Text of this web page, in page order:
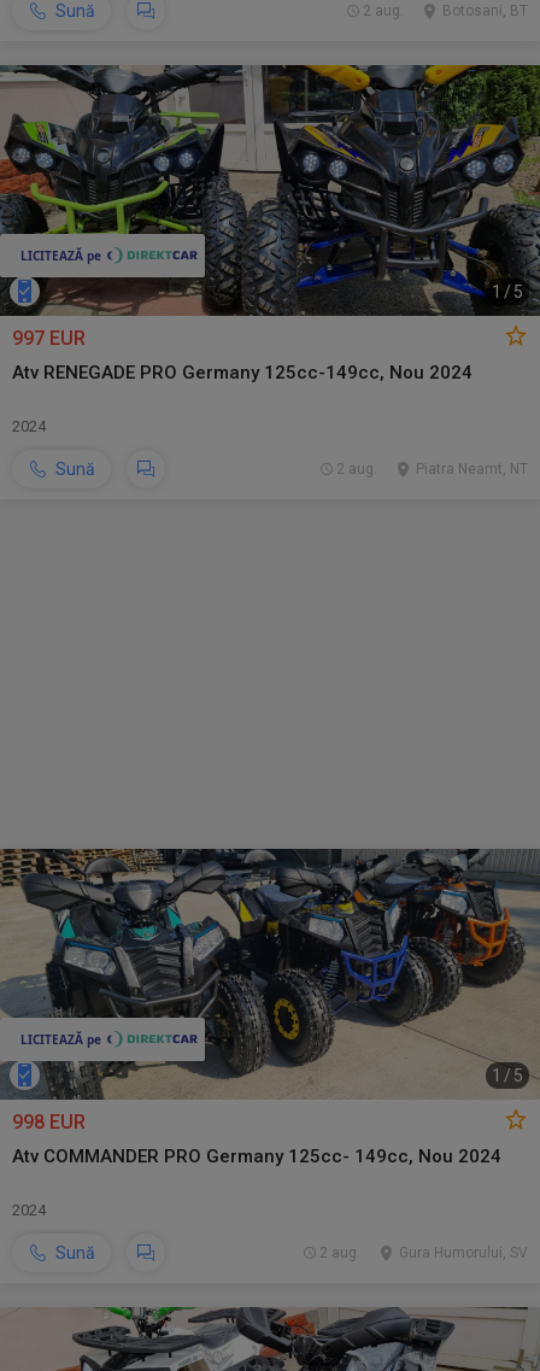
Sună Botosani, BT
2 aug.
1 / 5
997 EUR
Atv RENEGADE PRO Germany 125cc-149cc, Nou 2024
2024
Sună Piatra Neamt, NT
2 aug.
1 / 5
998 EUR
Atv COMMANDER PRO Germany 125cc- 149cc, Nou 2024
2024
Sună Gura Humorului, SV
2 aug.